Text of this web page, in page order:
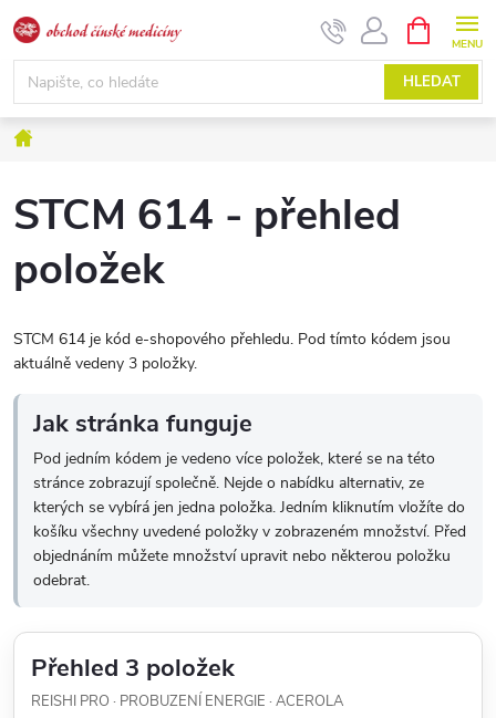
Přejít
na
obsah
HLEDAT
NÁKUPNÍ
KOŠÍK
Domů
STCM 614 - přehled
položek
STCM 614 je kód e-shopového přehledu. Pod tímto kódem jsou
aktuálně vedeny 3 položky.
Jak stránka funguje
Pod jedním kódem je vedeno více položek, které se na této
stránce zobrazují společně. Nejde o nabídku alternativ, ze
kterých se vybírá jen jedna položka. Jedním kliknutím vložíte do
košíku všechny uvedené položky v zobrazeném množství. Před
objednáním můžete množství upravit nebo některou položku
odebrat.
Přehled 3 položek
REISHI PRO · PROBUZENÍ ENERGIE · ACEROLA